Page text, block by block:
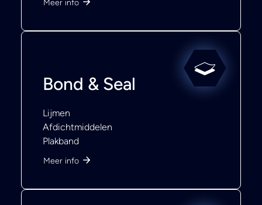
Meer info
Bond & Seal
Lijmen
Afdichtmiddelen
Plakband
Meer info